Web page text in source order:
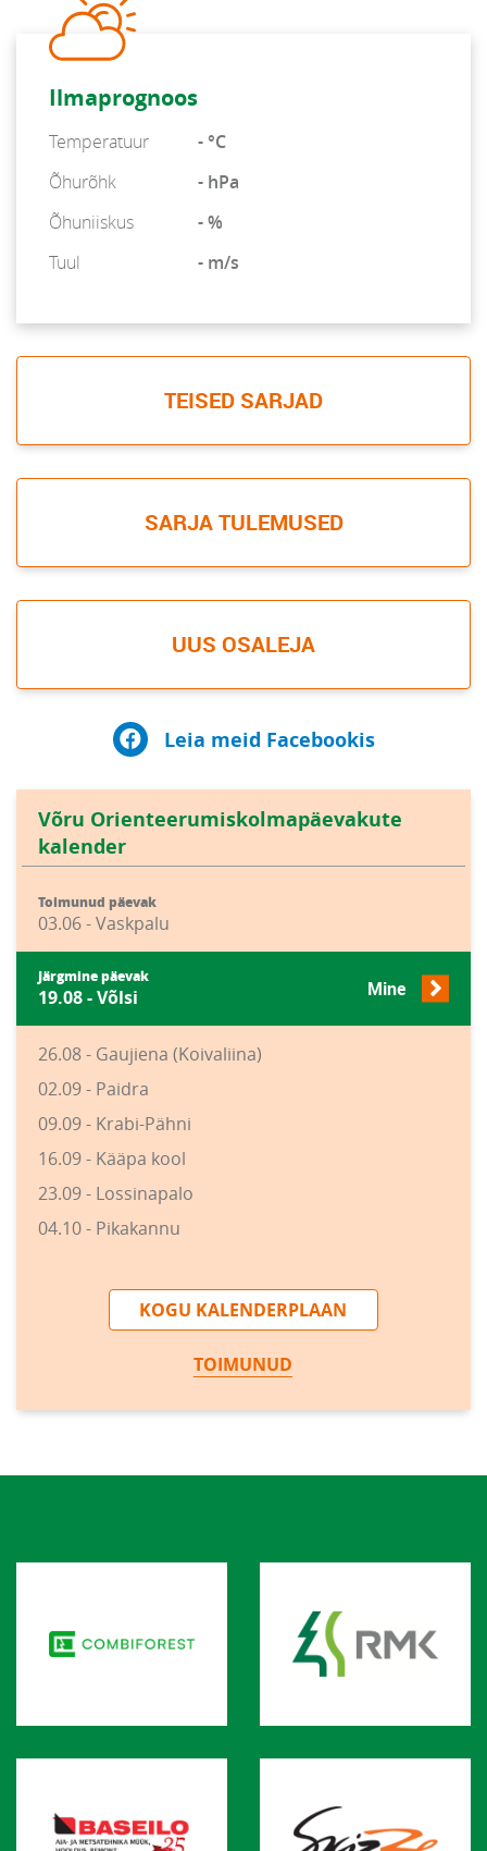
Ilmaprognoos
Temperatuur
- °C
Õhurõhk
- hPa
Õhuniiskus
- %
Tuul
- m/s
TEISED SARJAD
SARJA TULEMUSED
UUS OSALEJA
Leia meid Facebookis
Võru Orienteerumiskolmapäevakute
kalender
Toimunud päevak
03.06 - Vaskpalu
Järgmine päevak
19.08 - Võlsi Mine
26.08 - Gaujiena (Koivaliina)
02.09 - Paidra
09.09 - Krabi-Pähni
16.09 - Kääpa kool
23.09 - Lossinapalo
04.10 - Pikakannu
KOGU KALENDERPLAAN
TOIMUNUD